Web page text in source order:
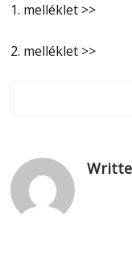
1. melléklet >>
2. melléklet >>